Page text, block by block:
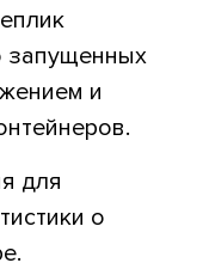
запущенных
и
для
о